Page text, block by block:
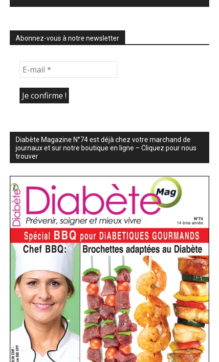
Abonnez-vous à notre newsletter
Diabète Magazine N°74 est déjà chez votre marchand de
journaux et sur notre boutique en ligne – Cliquez pour nous
trouver